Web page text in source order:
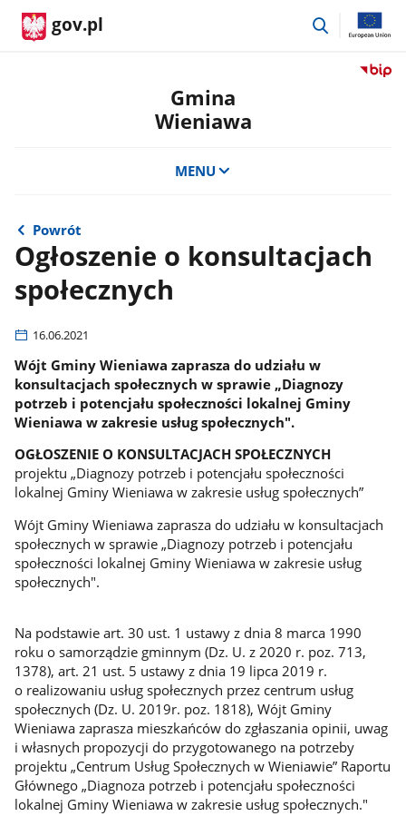
gov.pl
przejdź
Przejdź
Gmina
Wieniawa
MENU
Powrót
Ogłoszenie o konsultacjach
społecznych
16.06.2021
Wójt Gminy Wieniawa zaprasza do udziału w
konsultacjach społecznych w sprawie „Diagnozy
potrzeb i potencjału społeczności lokalnej Gminy
Wieniawa w zakresie usług społecznych".
OGŁOSZENIE O KONSULTACJACH SPOŁECZNYCH
projektu „Diagnozy potrzeb i potencjału społeczności
lokalnej Gminy Wieniawa w zakresie usług społecznych”
Wójt Gminy Wieniawa zaprasza do udziału w konsultacjach
społecznych w sprawie „Diagnozy potrzeb i potencjału
społeczności lokalnej Gminy Wieniawa w zakresie usług
społecznych".
Na podstawie art. 30 ust. 1 ustawy z dnia 8 marca 1990
roku o samorządzie gminnym (Dz. U. z 2020 r. poz. 713,
1378), art. 21 ust. 5 ustawy z dnia 19 lipca 2019 r.
o realizowaniu usług społecznych przez centrum usług
społecznych (Dz. U. 2019r. poz. 1818), Wójt Gminy
Wieniawa zaprasza mieszkańców do zgłaszania opinii, uwag
i własnych propozycji do przygotowanego na potrzeby
projektu „Centrum Usług Społecznych w Wieniawie” Raportu
Głównego „Diagnoza potrzeb i potencjału społeczności
lokalnej Gminy Wieniawa w zakresie usług społecznych."